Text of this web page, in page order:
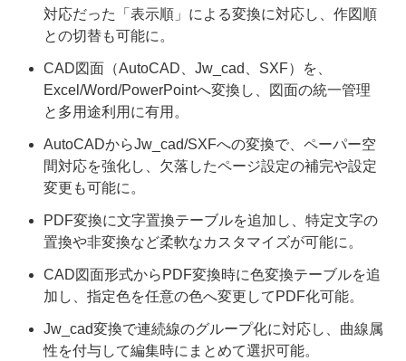
対応だった「表示順」による変換に対応し、作図順
との切替も可能に。
CAD図面（AutoCAD、Jw_cad、SXF）を、
Excel/Word/PowerPointへ変換し、図面の統一管理
と多用途利用に有用。
AutoCADからJw_cad/SXFへの変換で、ペーパー空
間対応を強化し、欠落したページ設定の補完や設定
変更も可能に。
PDF変換に文字置換テーブルを追加し、特定文字の
置換や非変換など柔軟なカスタマイズが可能に。
CAD図面形式からPDF変換時に色変換テーブルを追
加し、指定色を任意の色へ変更してPDF化可能。
Jw_cad変換で連続線のグループ化に対応し、曲線属
性を付与して編集時にまとめて選択可能。